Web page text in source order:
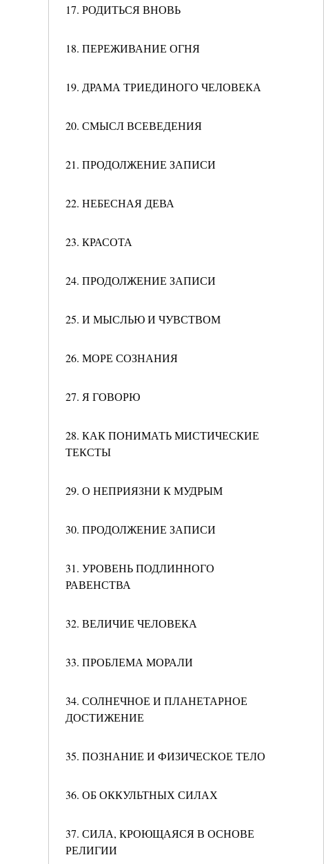
17. РОДИТЬСЯ ВНОВЬ
18. ПЕРЕЖИВАНИЕ ОГНЯ
19. ДРАМА ТРИЕДИНОГО ЧЕЛОВЕКА
20. СМЫСЛ ВСЕВЕДЕНИЯ
21. ПРОДОЛЖЕНИЕ ЗАПИСИ
22. НЕБЕСНАЯ ДЕВА
23. КРАСОТА
24. ПРОДОЛЖЕНИЕ ЗАПИСИ
25. И МЫСЛЬЮ И ЧУВСТВОМ
26. МОРЕ СОЗНАНИЯ
27. Я ГОВОРЮ
28. КАК ПОНИМАТЬ МИСТИЧЕСКИЕ
ТЕКСТЫ
29. О НЕПРИЯЗНИ К МУДРЫМ
30. ПРОДОЛЖЕНИЕ ЗАПИСИ
31. УРОВЕНЬ ПОДЛИННОГО
РАВЕНСТВА
32. ВЕЛИЧИЕ ЧЕЛОВЕКА
33. ПРОБЛЕМА МОРАЛИ
34. СОЛНЕЧНОЕ И ПЛАНЕТАРНОЕ
ДОСТИЖЕНИЕ
35. ПОЗНАНИЕ И ФИЗИЧЕСКОЕ ТЕЛО
36. ОБ ОККУЛЬТНЫХ СИЛАХ
37. СИЛА, КРОЮЩАЯСЯ В ОСНОВЕ
РЕЛИГИИ